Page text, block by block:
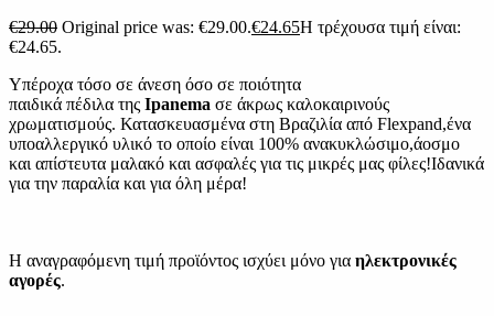
€29.00 Original price was: €29.00.€24.65Η τρέχουσα τιμή είναι:
€24.65.
Υπέροχα τόσο σε άνεση όσο σε ποιότητα
παιδικά πέδιλα της Ipanema σε άκρως καλοκαιρινούς
χρωματισμούς. Κατασκευασμένα στη Βραζιλία από Flexpand,ένα
υποαλλεργικό υλικό το οποίο είναι 100% ανακυκλώσιμο,άοσμο
και απίστευτα μαλακό και ασφαλές για τις μικρές μας φίλες!Ιδανικά
για την παραλία και για όλη μέρα!
Η αναγραφόμενη τιμή προϊόντος ισχύει μόνο για ηλεκτρονικές
αγορές.